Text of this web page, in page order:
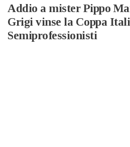
Addio a mister Pippo
Grigi vinse la Coppa
Semiprofessionisti